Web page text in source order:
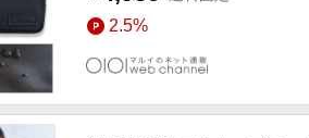
2.5%